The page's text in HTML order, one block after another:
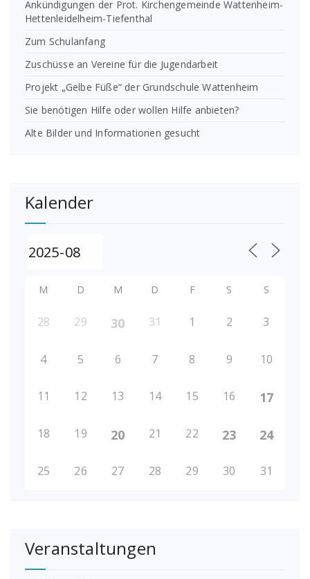
Ankündigungen der Prot. Kirchengemeinde Wattenheim-
Hettenleidelheim-Tiefenthal
Zum Schulanfang
Zuschüsse an Vereine für die Jugendarbeit
Projekt „Gelbe Füße“ der Grundschule Wattenheim
Sie benötigen Hilfe oder wollen Hilfe anbieten?
Alte Bilder und Informationen gesucht
Kalender
M D M D F S S
28 29 30 31 1 2 3
4 5 6 7 8 9 10
11 12 13 14 15 16 17
18 19 20 21 22 23 24
25 26 27 28 29 30 31
Veranstaltungen